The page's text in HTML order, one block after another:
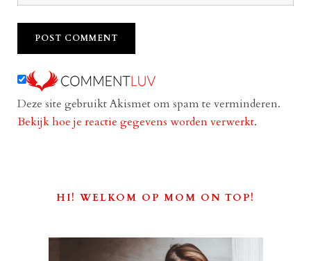
Deze site gebruikt Akismet om spam te verminderen.
Bekijk hoe je reactie gegevens worden verwerkt.
HI! WELKOM OP MOM ON TOP!